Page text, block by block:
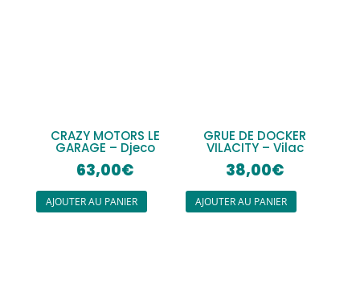
CRAZY MOTORS LE
GARAGE – Djeco
63,00€
AJOUTER AU PANIER
GRUE DE DOCKER
VILACITY – Vilac
38,00€
AJOUTER AU PANIER